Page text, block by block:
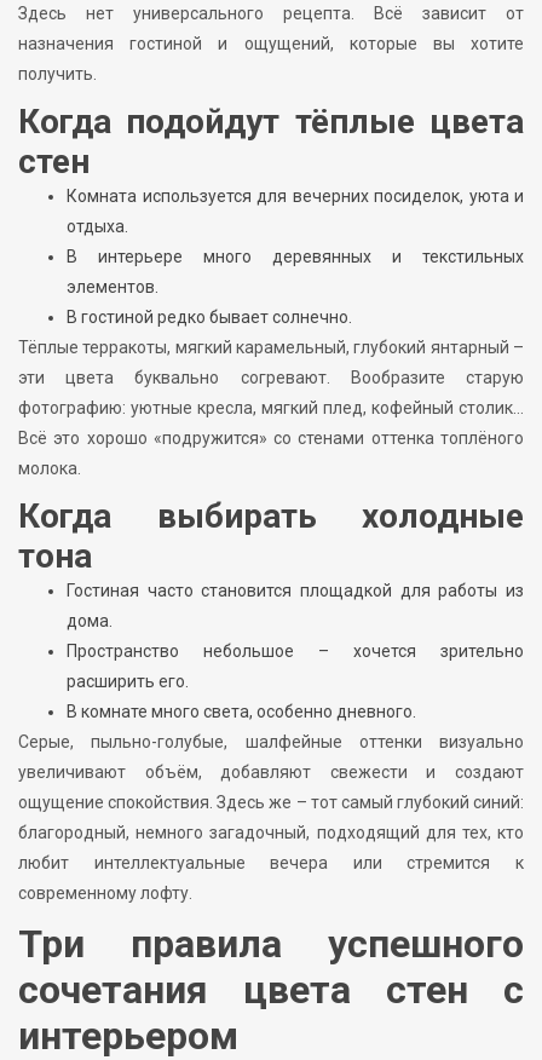
Здесь нет универсального рецепта. Всё зависит от
назначения гостиной и ощущений, которые вы хотите
получить.
Когда подойдут тёплые цвета
стен
Комната используется для вечерних посиделок, уюта и
отдыха.
В интерьере много деревянных и текстильных
элементов.
В гостиной редко бывает солнечно.
Тёплые терракоты, мягкий карамельный, глубокий янтарный –
эти цвета буквально согревают. Вообразите старую
фотографию: уютные кресла, мягкий плед, кофейный столик…
Всё это хорошо «подружится» со стенами оттенка топлёного
молока.
Когда выбирать холодные
тона
Гостиная часто становится площадкой для работы из
дома.
Пространство небольшое – хочется зрительно
расширить его.
В комнате много света, особенно дневного.
Серые, пыльно-голубые, шалфейные оттенки визуально
увеличивают объём, добавляют свежести и создают
ощущение спокойствия. Здесь же – тот самый глубокий синий:
благородный, немного загадочный, подходящий для тех, кто
любит интеллектуальные вечера или стремится к
современному лофту.
Три правила успешного
сочетания цвета стен с
интерьером